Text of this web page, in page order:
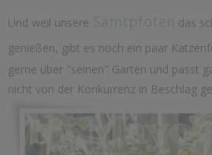
Und weil unsere
das
genießen, gibt es noch ein paar
gerne über "seinen" Garten und passt
nicht von der Konkurrenz in Beschlag